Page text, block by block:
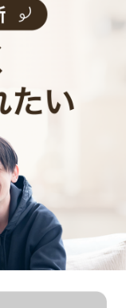
度・洗剤・手順を
・臭い対策とお手